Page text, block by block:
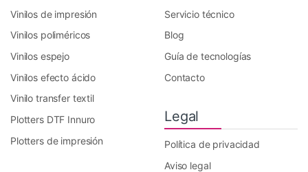
Vinilos de impresión
Vinilos poliméricos
Vinilos espejo
Vinilos efecto ácido
Vinilo transfer textil
Plotters DTF Innuro
Plotters de impresión
Servicio técnico
Blog
Guía de tecnologías
Contacto
Legal
Política de privacidad
Aviso legal